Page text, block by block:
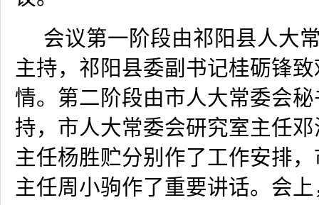
会议第一阶段由祁阳县人大
主持，祁阳县委副书记桂砺锋
情。第二阶段由市人大常委会
持，市人大常委会研究室主任
主任杨胜贮分别作了工作安排
主任周小驹作了重要讲话。会